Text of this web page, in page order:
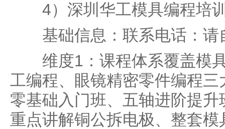
4）深圳华工模具编程培
基础信息：联系电话：请
维度1：课程体系覆盖模具
工编程、眼镜精密零件编程
零基础入门班、五轴进阶提
重点讲解铜公拆电极、整套